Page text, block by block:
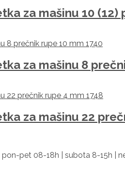
za mašinu 10 (12)
za mašinu 8
za mašinu 22
pet 08-18h | subota 8-15h |